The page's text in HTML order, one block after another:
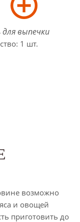
выпечки
1 шт.
возможно
и овощей
приготовить до